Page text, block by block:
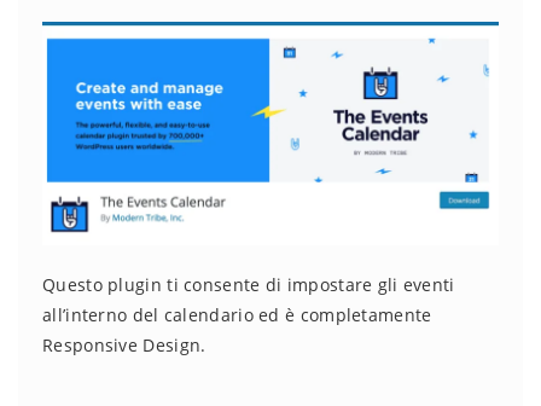
Questo plugin ti consente di impostare gli eventi
all’interno del calendario ed è completamente
Responsive Design.